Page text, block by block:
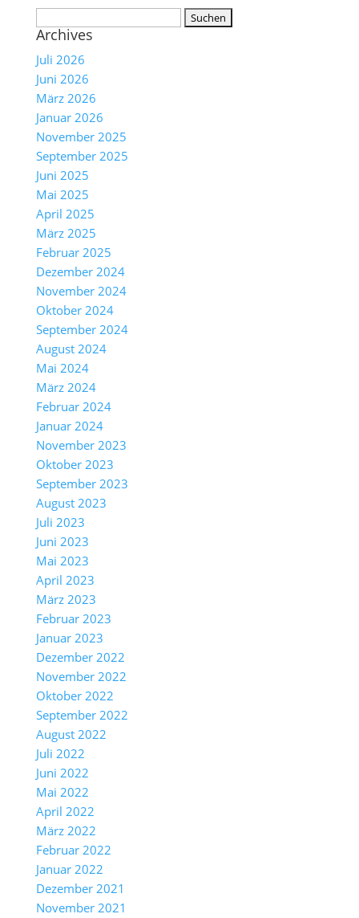
nach:
Archives
Juli 2026
Juni 2026
März 2026
Januar 2026
November 2025
September 2025
Juni 2025
Mai 2025
April 2025
März 2025
Februar 2025
Dezember 2024
November 2024
Oktober 2024
September 2024
August 2024
Mai 2024
März 2024
Februar 2024
Januar 2024
November 2023
Oktober 2023
September 2023
August 2023
Juli 2023
Juni 2023
Mai 2023
April 2023
März 2023
Februar 2023
Januar 2023
Dezember 2022
November 2022
Oktober 2022
September 2022
August 2022
Juli 2022
Juni 2022
Mai 2022
April 2022
März 2022
Februar 2022
Januar 2022
Dezember 2021
November 2021